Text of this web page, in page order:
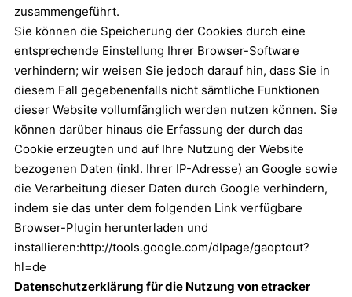
zusammengeführt.
Sie können die Speicherung der Cookies durch eine
entsprechende Einstellung Ihrer Browser-Software
verhindern; wir weisen Sie jedoch darauf hin, dass Sie in
diesem Fall gegebenenfalls nicht sämtliche Funktionen
dieser Website vollumfänglich werden nutzen können. Sie
können darüber hinaus die Erfassung der durch das
Cookie erzeugten und auf Ihre Nutzung der Website
bezogenen Daten (inkl. Ihrer IP-Adresse) an Google sowie
die Verarbeitung dieser Daten durch Google verhindern,
indem sie das unter dem folgenden Link verfügbare
Browser-Plugin herunterladen und
installieren:http://tools.google.com/dlpage/gaoptout?
hl=de
Datenschutzerklärung für die Nutzung von etracker